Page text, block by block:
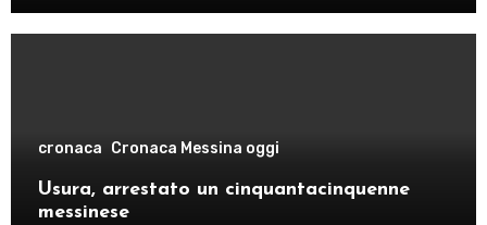
cronaca Cronaca Messina oggi
Usura, arrestato un cinquantacinquenne
messinese